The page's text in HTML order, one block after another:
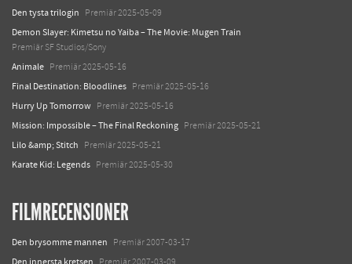
Den tysta trilogin Premiär 2025-05-09
Demon Slayer: Kimetsu no Yaiba – The Movie: Mugen Train
Premiär SF Studios/Sony
Animale Premiär 2025-05-16
Final Destination: Bloodlines Premiär 2025-05-16
Hurry Up Tomorrow Premiär 2025-05-16
Mission: Impossible – The Final Reckoning Premiär 2025-05-21
Lilo &amp; Stitch Premiär 2025-05-21
Karate Kid: Legends Premiär 2025-05-30
FILMRECENSIONER
Den brysomme mannen Premiär 2007-03-17
Den innersta kretsen Premiär 2007-03-09